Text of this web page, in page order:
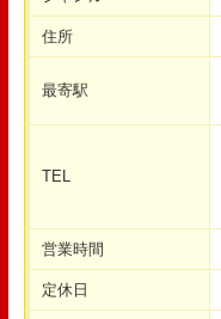
住所
最寄駅
TEL
営業時間
定休日